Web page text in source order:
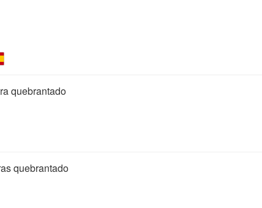
quebrantado
quebrantado